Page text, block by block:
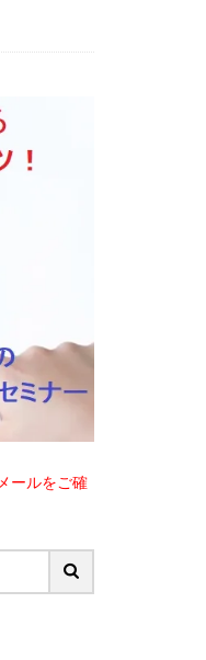
ールをご確